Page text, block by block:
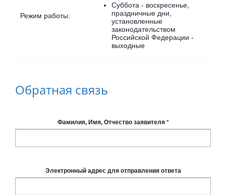
Режим работы:
Суббота - воскресенье,
праздничные дни,
установленные
законодательством
Российской Федерации -
выходные
Обратная связь
Фамилия, Имя, Отчество заявителя *
Электронный адрес для отправления ответа